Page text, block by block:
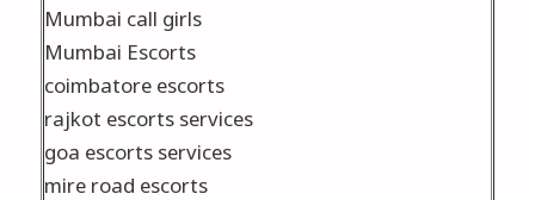
Mumbai call girls
Mumbai Escorts
coimbatore escorts
rajkot escorts services
goa escorts services
mire road escorts